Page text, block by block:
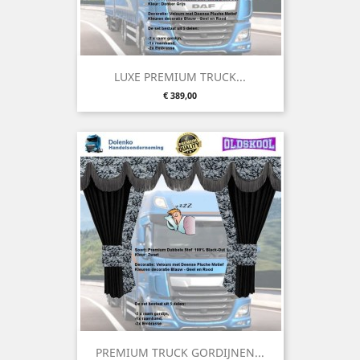
LUXE PREMIUM TRUCK...
Prijs
€ 389,00
PREMIUM TRUCK GORDIJNEN...